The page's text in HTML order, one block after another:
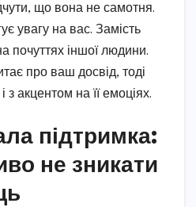
що вона не самотня.
увагу на вас. Замість
почуттях іншої людини.
про ваш досвід, тоді
з акцентом на її емоціях.
підтримка:
не зникати